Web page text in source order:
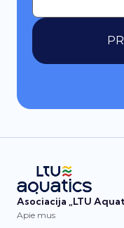
Asociacija „LTU
Apie mus